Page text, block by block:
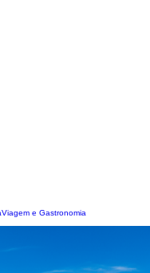
Viagem e Gastronomia